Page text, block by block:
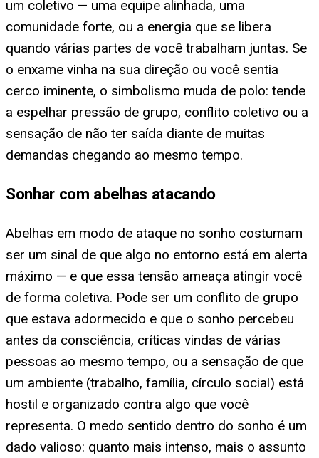
um coletivo — uma equipe alinhada, uma
comunidade forte, ou a energia que se libera
quando várias partes de você trabalham juntas. Se
o enxame vinha na sua direção ou você sentia
cerco iminente, o simbolismo muda de polo: tende
a espelhar pressão de grupo, conflito coletivo ou a
sensação de não ter saída diante de muitas
demandas chegando ao mesmo tempo.
Sonhar com abelhas atacando
Abelhas em modo de ataque no sonho costumam
ser um sinal de que algo no entorno está em alerta
máximo — e que essa tensão ameaça atingir você
de forma coletiva. Pode ser um conflito de grupo
que estava adormecido e que o sonho percebeu
antes da consciência, críticas vindas de várias
pessoas ao mesmo tempo, ou a sensação de que
um ambiente (trabalho, família, círculo social) está
hostil e organizado contra algo que você
representa. O medo sentido dentro do sonho é um
dado valioso: quanto mais intenso, mais o assunto